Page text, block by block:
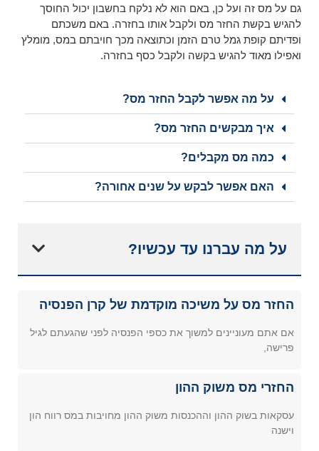
גם על מס זה ועל כן, באם הוא לא נלקח בחשבון יכול החוסך
להגיש בקשת החזר מס ולקבל אותו בחזרה. באם משכתם
ופדיתם קופת גמל טרם הזמן וכתוצאה מכך חויבתם במס, מומלץ
ואפילו מאוד להגיש בקשה ולקבל כסף בחזרה.
על מה אפשר לקבל החזר מס?
איך מבקשים החזר מס?
כמה מס מקבלים?
האם אפשר לבקש על שנים אחורה?
על מה עברנו עד עכשיו?
החזר מס על משיכה מוקדמת של קרן הפנסיה
אם אתם מעוניינים למשוך את כספי הפנסיה לפני שהגעתם לגיל
פרישה,
החזרי מס משוק ההון
עסקאות בשוק ההון וההכנסות משוק ההון מחויבות במס רווח הון
וישנה